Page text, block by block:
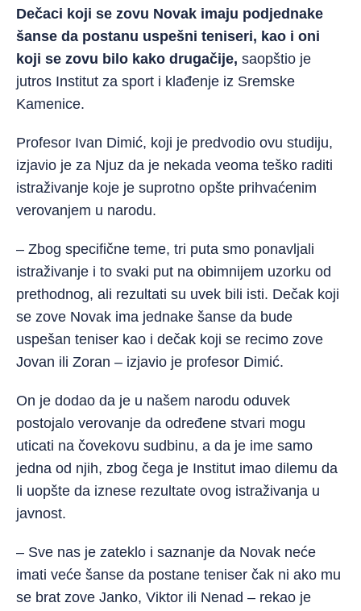
Dečaci koji se zovu Novak imaju podjednake
šanse da postanu uspešni teniseri, kao i oni
koji se zovu bilo kako drugačije, saopštio je
jutros Institut za sport i klađenje iz Sremske
Kamenice.
Profesor Ivan Dimić, koji je predvodio ovu studiju,
izjavio je za Njuz da je nekada veoma teško raditi
istraživanje koje je suprotno opšte prihvaćenim
verovanjem u narodu.
– Zbog specifične teme, tri puta smo ponavljali
istraživanje i to svaki put na obimnijem uzorku od
prethodnog, ali rezultati su uvek bili isti. Dečak koji
se zove Novak ima jednake šanse da bude
uspešan teniser kao i dečak koji se recimo zove
Jovan ili Zoran – izjavio je profesor Dimić.
On je dodao da je u našem narodu oduvek
postojalo verovanje da određene stvari mogu
uticati na čovekovu sudbinu, a da je ime samo
jedna od njih, zbog čega je Institut imao dilemu da
li uopšte da iznese rezultate ovog istraživanja u
javnost.
– Sve nas je zateklo i saznanje da Novak neće
imati veće šanse da postane teniser čak ni ako mu
se brat zove Janko, Viktor ili Nenad – rekao je